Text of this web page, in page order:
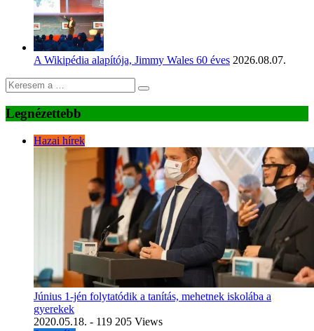
A Wikipédia alapítója, Jimmy Wales 60 éves 2026.08.07.
Legnézettebb
Hazai hírek
Június 1-jén folytatódik a tanítás, mehetnek iskolába a
gyerekek
2020.05.18. - 119 205 Views